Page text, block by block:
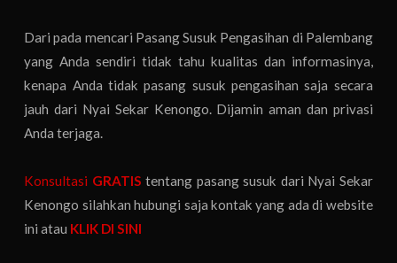
Dari pada mencari Pasang Susuk Pengasihan di Palembang
yang Anda sendiri tidak tahu kualitas dan informasinya,
kenapa Anda tidak pasang susuk pengasihan saja secara
jauh dari Nyai Sekar Kenongo. Dijamin aman dan privasi
Anda terjaga.
Konsultasi GRATIS tentang pasang susuk dari Nyai Sekar
Kenongo silahkan hubungi saja kontak yang ada di website
ini atau KLIK DI SINI